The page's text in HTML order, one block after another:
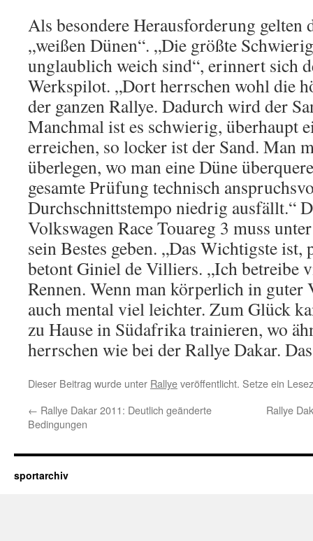
Als besondere Herausforderung gelten
„weißen Dünen“. „Die größte
unglaublich weich sind“, erinnert sich
Werkspilot. „Dort herrschen wohl die
der ganzen Rallye. Dadurch wird der
Manchmal ist es schwierig, überhaupt
erreichen, so locker ist der Sand. Man
überlegen, wo man eine Düne
gesamte Prüfung technisch
Durchschnittstempo niedrig ausfällt.“
Volkswagen Race Touareg 3 muss
sein Bestes geben. „Das Wichtigste ist,
betont Giniel de Villiers. „Ich betreibe
Rennen. Wenn man körperlich in guter
auch mental viel leichter. Zum Glück
zu Hause in Südafrika trainieren, wo
herrschen wie bei der Rallye Dakar.
Dieser Beitrag wurde unter Rallyeveröffentlicht. Setze ein
← Rallye Dakar 2011: Deutlich geänderte
Bedingungen
Rallye
sportarchiv